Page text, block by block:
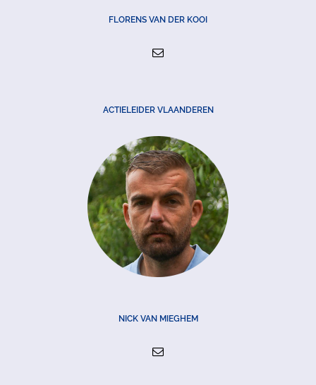
FLORENS VAN DER KOOI
ACTIELEIDER VLAANDEREN
NICK VAN MIEGHEM